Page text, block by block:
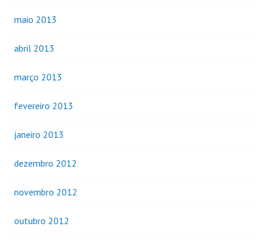
maio 2013
abril 2013
março 2013
fevereiro 2013
janeiro 2013
dezembro 2012
novembro 2012
outubro 2012